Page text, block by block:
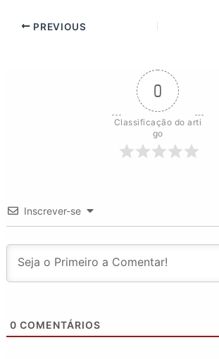
PREVIOUS
0
Classificação do arti
go
Inscrever-se
0 COMENTÁRIOS